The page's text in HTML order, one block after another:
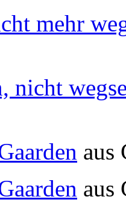
mehr
nicht
aus
aus